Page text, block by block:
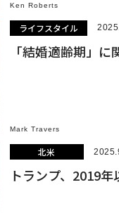
Ken Roberts
ライフスタイル
「結婚適齢期」
Mark Travers
北米
トランプ、2019